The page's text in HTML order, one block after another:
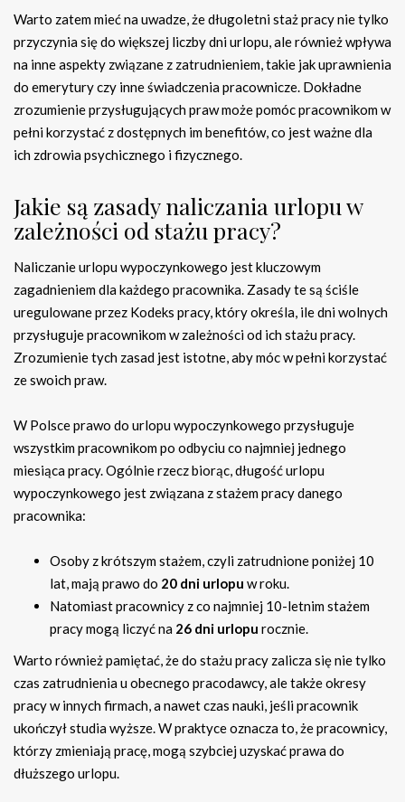
Warto zatem mieć na uwadze, że długoletni staż pracy nie tylko
przyczynia się do większej liczby dni urlopu, ale również wpływa
na inne aspekty związane z zatrudnieniem, takie jak uprawnienia
do emerytury czy inne świadczenia pracownicze. Dokładne
zrozumienie przysługujących praw może pomóc pracownikom w
pełni korzystać z dostępnych im benefitów, co jest ważne dla
ich zdrowia psychicznego i fizycznego.
Jakie są zasady naliczania urlopu w
zależności od stażu pracy?
Naliczanie urlopu wypoczynkowego jest kluczowym
zagadnieniem dla każdego pracownika. Zasady te są ściśle
uregulowane przez Kodeks pracy, który określa, ile dni wolnych
przysługuje pracownikom w zależności od ich stażu pracy.
Zrozumienie tych zasad jest istotne, aby móc w pełni korzystać
ze swoich praw.
W Polsce prawo do urlopu wypoczynkowego przysługuje
wszystkim pracownikom po odbyciu co najmniej jednego
miesiąca pracy. Ogólnie rzecz biorąc, długość urlopu
wypoczynkowego jest związana z stażem pracy danego
pracownika:
Osoby z krótszym stażem, czyli zatrudnione poniżej 10
lat, mają prawo do 20 dni urlopu w roku.
Natomiast pracownicy z co najmniej 10-letnim stażem
pracy mogą liczyć na 26 dni urlopu rocznie.
Warto również pamiętać, że do stażu pracy zalicza się nie tylko
czas zatrudnienia u obecnego pracodawcy, ale także okresy
pracy w innych firmach, a nawet czas nauki, jeśli pracownik
ukończył studia wyższe. W praktyce oznacza to, że pracownicy,
którzy zmieniają pracę, mogą szybciej uzyskać prawa do
dłuższego urlopu.